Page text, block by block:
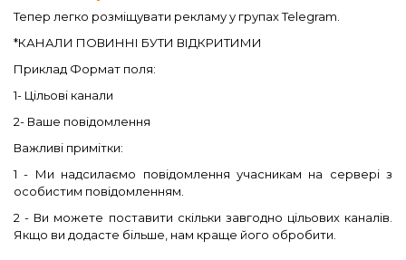
Тепер легко розміщувати рекламу у групах Telegram.
*КАНАЛИ ПОВИННІ БУТИ ВІДКРИТИМИ
Приклад Формат поля:
1- Цільові канали
2- Ваше повідомлення
Важливі примітки:
1 - Ми надсилаємо повідомлення учасникам на сервері з
особистим повідомленням.
2 - Ви можете поставити скільки завгодно цільових каналів.
Якщо ви додасте більше, нам краще його обробити.